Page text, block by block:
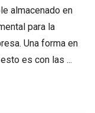
almacenado en
para la
Una forma en
es con las ...